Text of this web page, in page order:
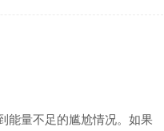
能量不足的尴尬情况。如果